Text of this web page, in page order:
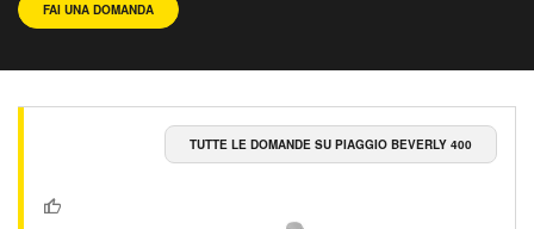
FAI UNA DOMANDA
TUTTE LE DOMANDE SU PIAGGIO BEVERLY 400